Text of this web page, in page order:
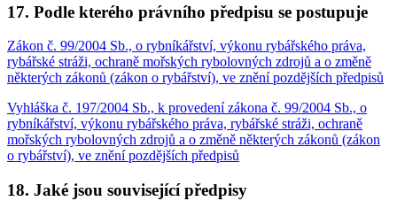
17. Podle kterého právního předpisu se postupuje
Zákon č. 99/2004 Sb., o rybníkářství, výkonu rybářského práva,
rybářské stráži, ochraně mořských rybolovných zdrojů a o změně
některých zákonů (zákon o rybářství), ve znění pozdějších předpisů
Vyhláška č. 197/2004 Sb., k provedení zákona č. 99/2004 Sb., o
rybníkářství, výkonu rybářského práva, rybářské stráži, ochraně
mořských rybolovných zdrojů a o změně některých zákonů (zákon
o rybářství), ve znění pozdějších předpisů
18. Jaké jsou související předpisy